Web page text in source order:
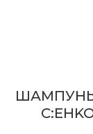
ШАМПУНЬ